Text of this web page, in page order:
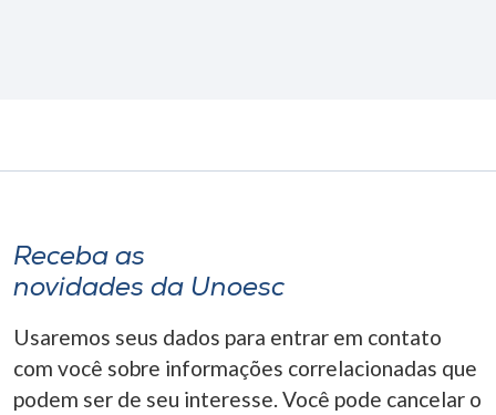
Receba as
novidades da Unoesc
Usaremos seus dados para entrar em contato
com você sobre informações correlacionadas que
podem ser de seu interesse. Você pode cancelar o